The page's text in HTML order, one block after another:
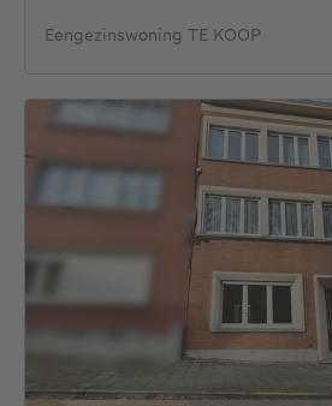
Eengezinswoning TE KOOP